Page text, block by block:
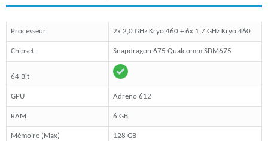
Processeur 2x 2,0 GHz Kryo 460 + 6x 1,7 GHz Kryo 460
Chipset Snapdragon 675 Qualcomm SDM675
64 Bit
GPU Adreno 612
RAM 6 GB
Mémoire (Max) 128 GB